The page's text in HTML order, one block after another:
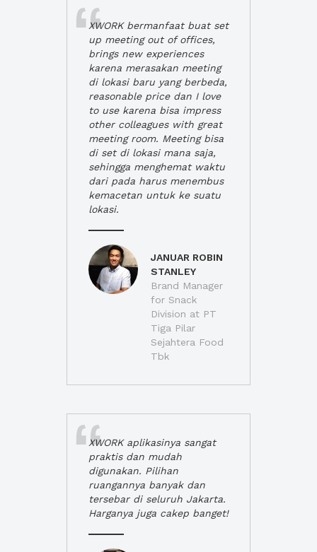
XWORK bermanfaat buat set
up meeting out of offices,
brings new experiences
karena merasakan meeting
di lokasi baru yang berbeda,
reasonable price dan I love
to use karena bisa impress
other colleagues with great
meeting room. Meeting bisa
di set di lokasi mana saja,
sehingga menghemat waktu
dari pada harus menembus
kemacetan untuk ke suatu
lokasi.
JANUAR ROBIN
STANLEY
Brand Manager
for Snack
Division at PT
Tiga Pilar
Sejahtera Food
Tbk
XWORK aplikasinya sangat
praktis dan mudah
digunakan. Pilihan
ruangannya banyak dan
tersebar di seluruh Jakarta.
Harganya juga cakep banget!